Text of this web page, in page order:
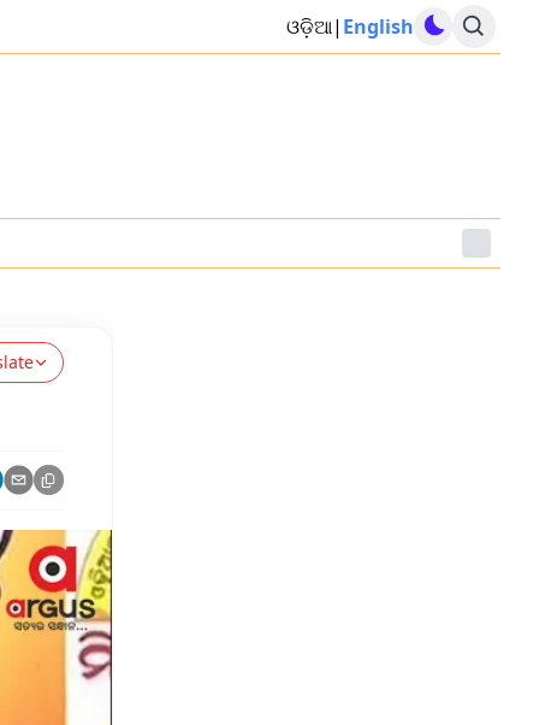
ଓଡ଼ିଆ| English